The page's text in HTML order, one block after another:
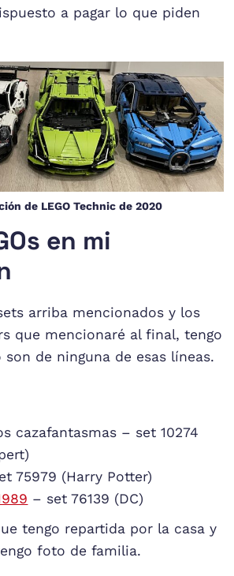
a pagar lo que piden
de LEGO Technic de 2020
en mi
arriba mencionados y los
que mencionaré al final, tengo
de ninguna de esas líneas.
cazafantasmas – set 10274
75979 (Harry Potter)
– set 76139 (DC)
tengo repartida por la casa y
foto de familia.